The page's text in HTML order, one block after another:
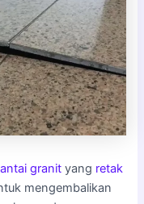
granit yang retak
mengembalikan